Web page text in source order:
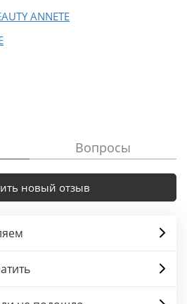
ANNETE
Вопросы
новый отзыв